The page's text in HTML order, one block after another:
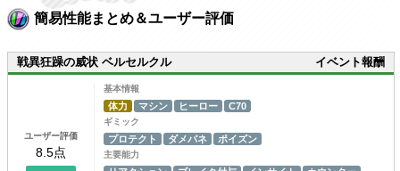
簡易性能まとめ＆ユーザー評価
戦異狂躁の威状 ベルセルクル イベント報酬
ユーザー評価
基本情報
体力 マシン ヒーロー C70
ギミック
プロテクト ダメパネ ポイズン
主要能力